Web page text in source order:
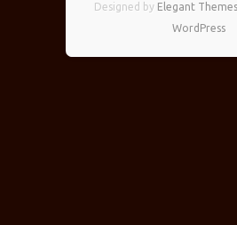
Designed by Elegant Themes
WordPress